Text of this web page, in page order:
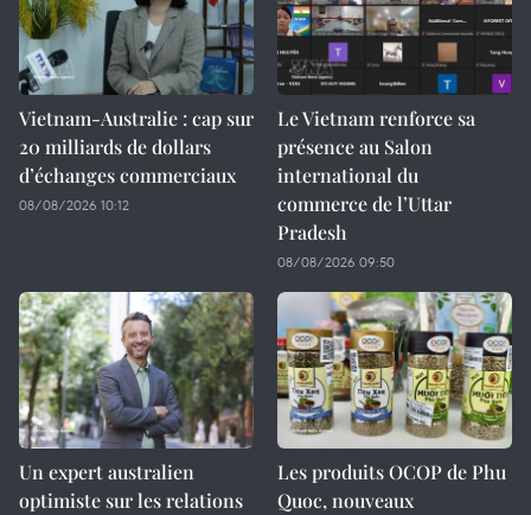
Vietnam-Australie : cap sur
20 milliards de dollars
d’échanges commerciaux
08/08/2026 10:12
Le Vietnam renforce sa
présence au Salon
international du
commerce de l’Uttar
Pradesh
08/08/2026 09:50
Un expert australien
optimiste sur les relations
Les produits OCOP de Phu
Quoc, nouveaux